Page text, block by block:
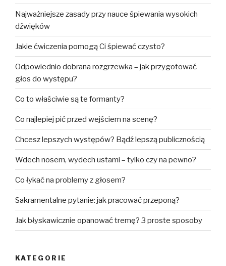
Najważniejsze zasady przy nauce śpiewania wysokich
dźwięków
Jakie ćwiczenia pomogą Ci śpiewać czysto?
Odpowiednio dobrana rozgrzewka – jak przygotować
głos do występu?
Co to właściwie są te formanty?
Co najlepiej pić przed wejściem na scenę?
Chcesz lepszych występów? Bądź lepszą publicznością
Wdech nosem, wydech ustami – tylko czy na pewno?
Co łykać na problemy z głosem?
Sakramentalne pytanie: jak pracować przeponą?
Jak błyskawicznie opanować tremę? 3 proste sposoby
KATEGORIE